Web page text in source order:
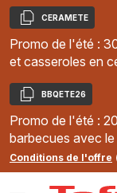
Copier
CERAMETE
Promo de l'été :
et casseroles en
Copier
BBQETE26
Promo de l'été :
barbecues avec
Conditions de l'offre